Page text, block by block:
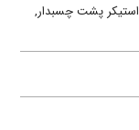
استیکر پشت چسبدار,